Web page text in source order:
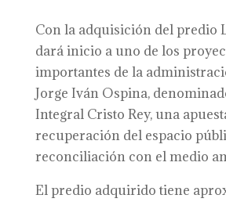
Con la adquisición del predio
dará inicio a uno de los
importantes de la
Jorge Iván Ospina,
Integral Cristo Rey, una
recuperación del espacio
reconciliación con el medio
El predio adquirido tiene